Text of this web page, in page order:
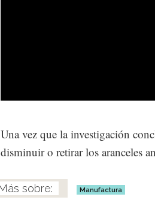
Una vez que la investigación
disminuir o retirar los aranceles
Manufactura